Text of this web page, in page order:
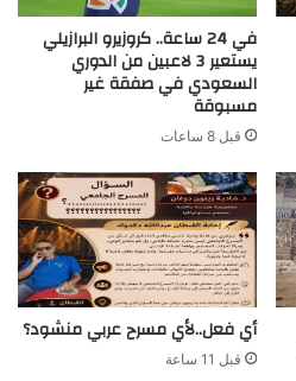
في 24 ساعة.. كروزيرو البرازيلي
يستعير 3 لاعبين من الدوري
السعودي في صفقة غير
مسبوقة
قبل 8 ساعات
أي فعل..لأي مسرح عربي منشود؟
قبل 11 ساعة